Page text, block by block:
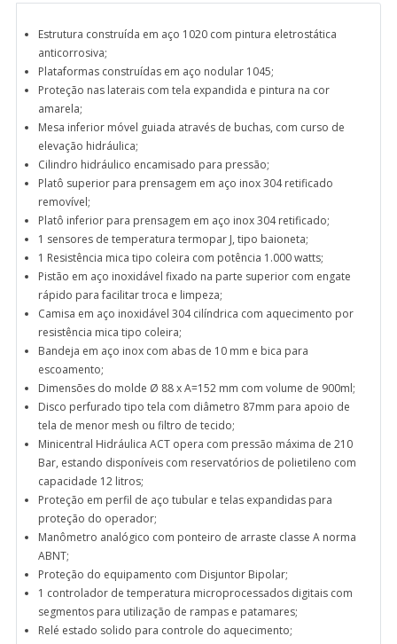
Estrutura construída em aço 1020 com pintura eletrostática
anticorrosiva;
Plataformas construídas em aço nodular 1045;
Proteção nas laterais com tela expandida e pintura na cor
amarela;
Mesa inferior móvel guiada através de buchas, com curso de
elevação hidráulica;
Cilindro hidráulico encamisado para pressão;
Platô superior para prensagem em aço inox 304 retificado
removível;
Platô inferior para prensagem em aço inox 304 retificado;
1 sensores de temperatura termopar J, tipo baioneta;
1 Resistência mica tipo coleira com potência 1.000 watts;
Pistão em aço inoxidável fixado na parte superior com engate
rápido para facilitar troca e limpeza;
Camisa em aço inoxidável 304 cilíndrica com aquecimento por
resistência mica tipo coleira;
Bandeja em aço inox com abas de 10 mm e bica para
escoamento;
Dimensões do molde Ø 88 x A=152 mm com volume de 900ml;
Disco perfurado tipo tela com diâmetro 87mm para apoio de
tela de menor mesh ou filtro de tecido;
Minicentral Hidráulica ACT opera com pressão máxima de 210
Bar, estando disponíveis com reservatórios de polietileno com
capacidade 12 litros;
Proteção em perfil de aço tubular e telas expandidas para
proteção do operador;
Manômetro analógico com ponteiro de arraste classe A norma
ABNT;
Proteção do equipamento com Disjuntor Bipolar;
1 controlador de temperatura microprocessados digitais com
segmentos para utilização de rampas e patamares;
Relé estado solido para controle do aquecimento;